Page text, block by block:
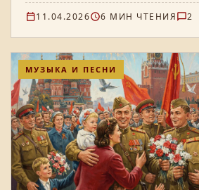
ритуалы и личное восприятие праздника.
11.04.2026 6 МИН ЧТЕНИЯ 2
МУЗЫКА И ПЕСНИ